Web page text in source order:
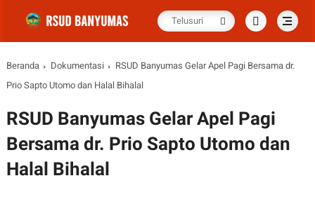
Beranda Dokumentasi
RSUD Banyumas Gelar Apel Pagi Bersama dr.
Prio Sapto Utomo dan Halal Bihalal
RSUD Banyumas Gelar Apel Pagi
Bersama dr. Prio Sapto Utomo dan
Halal Bihalal